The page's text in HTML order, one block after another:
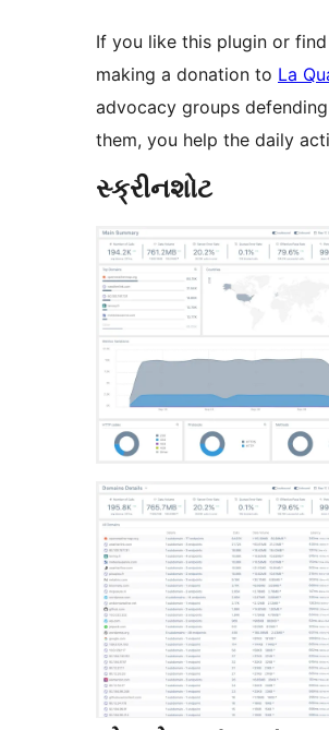
If you like this plugin or
making a donation to La
advocacy groups
them, you help the daily
સ્ક્રીનશોટ